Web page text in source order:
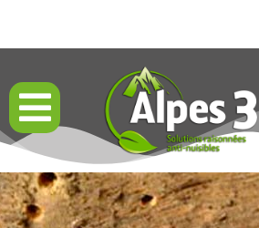
Résultats garantis par contrat